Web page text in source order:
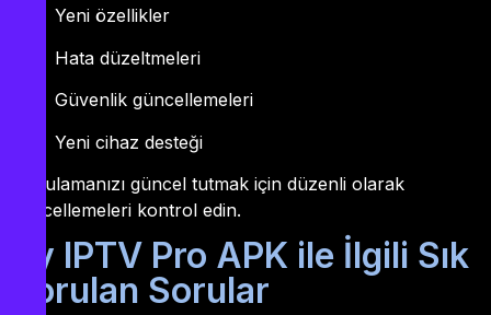
Yeni özellikler
Hata düzeltmeleri
Güvenlik güncellemeleri
Yeni cihaz desteği
Uygulamanızı güncel tutmak için düzenli olarak
güncellemeleri kontrol edin.
By IPTV Pro APK ile İlgili Sık
Sorulan Sorular